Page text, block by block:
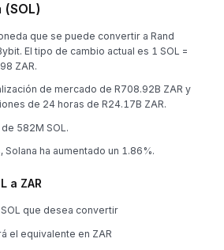
(SOL)
que se puede convertir a Rand
El tipo de cambio actual es 1 SOL =
ZAR.
de mercado de R708.92B ZAR y
de 24 horas de R24.17B ZAR.
582M SOL.
Solana ha aumentado un 1.86%.
a ZAR
que desea convertir
el equivalente en ZAR